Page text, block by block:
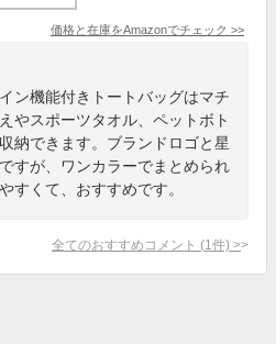
価格と在庫をAmazonでチェック >>
ン機能付きトートバッグはマチ
やスポーツタオル、ペットボト
納できます。ブランドロゴと星
すが、ワンカラーでまとめられ
すくて、おすすめです。
全てのおすすめコメント (1 件) >